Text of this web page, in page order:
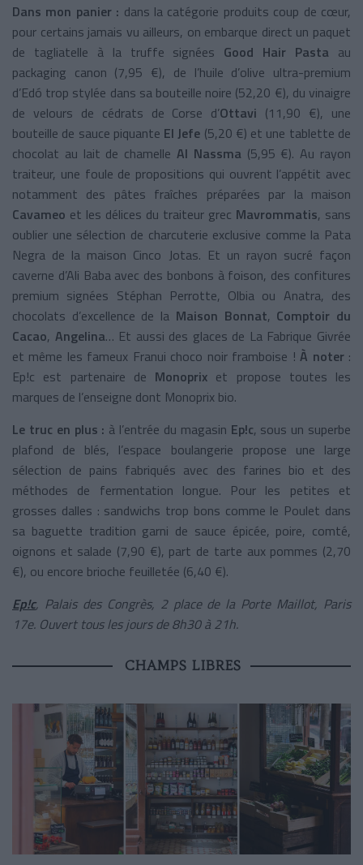
Dans mon panier : dans la catégorie produits coup de cœur,
pour certains jamais vu ailleurs, on embarque direct un paquet
de tagliatelle à la truffe signées Good Hair Pasta au
packaging canon (7,95 €), de l’huile d’olive ultra-premium
d’Edó trop stylée dans sa bouteille noire (52,20 €), du vinaigre
de velours de cédrats de Corse d’Ottavi (11,90 €), une
bouteille de sauce piquante El Jefe (5,20 €) et une tablette de
chocolat au lait de chamelle Al Nassma (5,95 €). Au rayon
traiteur, une foule de propositions qui ouvrent l’appétit avec
notamment des pâtes fraîches préparées par la maison
Cavameo et les délices du traiteur grec Mavrommatis, sans
oublier une sélection de charcuterie exclusive comme la Pata
Negra de la maison Cinco Jotas. Et un rayon sucré façon
caverne d’Ali Baba avec des bonbons à foison, des confitures
premium signées Stéphan Perrotte, Olbia ou Anatra, des
chocolats d’excellence de la Maison Bonnat, Comptoir du
Cacao, Angelina… Et aussi des glaces de La Fabrique Givrée
et même les fameux Franui choco noir framboise !À noter:
Ep!c est partenaire de Monoprix et propose toutes les
marques de l’enseigne dont Monoprix bio.
Le truc en plus : à l’entrée du magasin Ep!c, sous un superbe
plafond de blés, l’espace boulangerie propose une large
sélection de pains fabriqués avec des farines bio et des
méthodes de fermentation longue. Pour les petites et
grosses dalles : sandwichs trop bons comme le Poulet dans
sa baguette tradition garni de sauce épicée, poire, comté,
oignons et salade (7,90 €), part de tarte aux pommes (2,70
€), ou encore brioche feuilletée (6,40 €).
Ep!c, Palais des Congrès, 2 place de la Porte Maillot, Paris
17e. Ouvert tous les jours de 8h30 à 21h.
CHAMPS LIBRES